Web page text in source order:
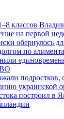
классов
на первой
обернулось
по
украинской
построил в